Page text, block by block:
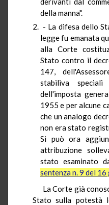
della manna".
- La difesa dello
legge fu emanata
alla Corte
Stato contro il
147,
stabiliva
dell'imposta
1955 e per alcune
che un analogo
non era stato
Si può ora
attribuzione
stato esaminato
sentenza n. 9 del
La Corte già
Stato sulla potestà